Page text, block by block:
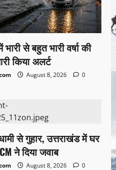
से बहुत भारी वर्षा की
किया अलर्ट
August 8, 2026
0
से गुहार, उत्तराखंड में घर
ने दिया जवाब
August 8, 2026
0